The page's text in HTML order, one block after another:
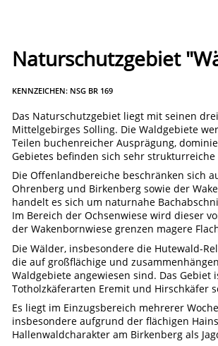
Naturschutzgebiet
KENNZEICHEN: NSG BR 169
Das Naturschutzgebiet liegt mit seinen
Mittelgebirges Solling. Die Waldgebiete
Teilen buchenreicher Ausprägung,
Gebietes befinden sich sehr
Die Offenlandbereiche beschränken sich
Ohrenberg und Birkenberg sowie der
handelt es sich um naturnahe
Im Bereich der Ochsenwiese wird dieser
der Wakenbornwiese grenzen magere
Die Wälder, insbesondere die Hutewald-
die auf großflächige und
Waldgebiete angewiesen sind. Das
Totholzkäferarten Eremit und Hirschkäfer
Es liegt im Einzugsbereich mehrerer
insbesondere aufgrund der flächigen
Hallenwaldcharakter am Birkenberg als